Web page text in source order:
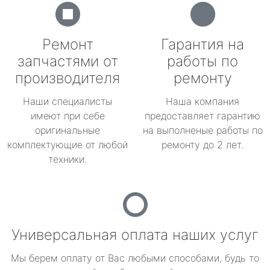
Ремонт
запчастями от
производителя
Наши специалисты
имеют при себе
оригинальные
комплектующие от любой
техники.
Гарантия на
работы по
ремонту
Наша компания
предоставляет гарантию
на выполненые работы по
ремонту до 2 лет.
Универсальная оплата наших услуг
Мы берем оплату от Вас любыми способами, будь то